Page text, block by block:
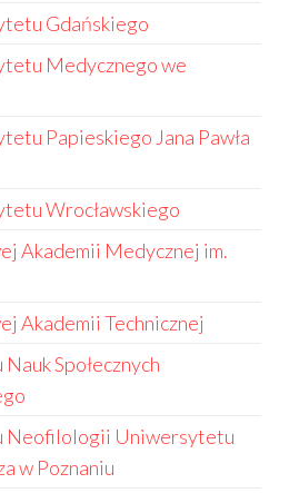
Gdańskiego
Medycznego we
Papieskiego Jana Pawła
Wrocławskiego
Akademii Medycznej im.
Akademii Technicznej
Społecznych
Neofilologii Uniwersytetu
w Poznaniu